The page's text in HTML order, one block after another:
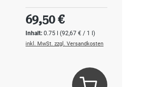
Inhalt:0.75 l(92,67 € / 1 l)
Regulärer Preis:
69,50 €
inkl. MwSt. zzgl. Versandkosten